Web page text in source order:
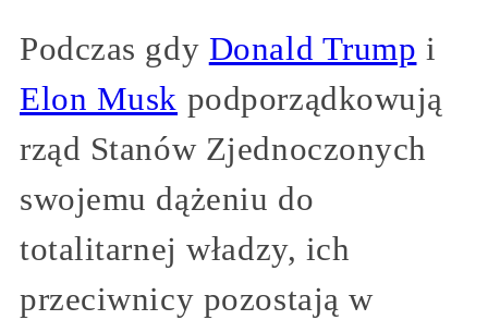
Podczas gdy Donald Trump i
Elon Musk podporządkowują
rząd Stanów Zjednoczonych
swojemu dążeniu do
totalitarnej władzy, ich
przeciwnicy pozostają w